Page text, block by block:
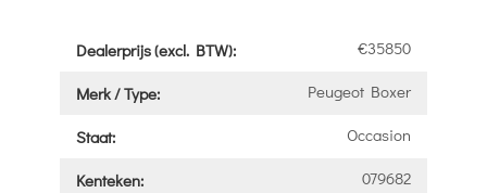
Dealerprijs (excl. BTW): €35850
Merk / Type: Peugeot Boxer
Staat: Occasion
Kenteken: 079682